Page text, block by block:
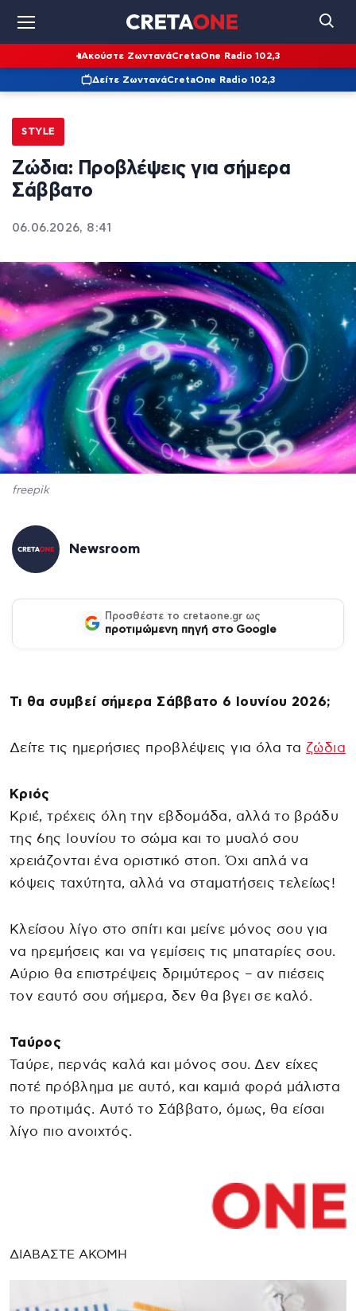
Ακούστε ΖωντανάCretaOne Radio 102,3
Δείτε ΖωντανάCretaOne Radio 102,3
STYLE
Ζώδια: Προβλέψεις για σήμερα
Σάββατο
06.06.2026, 8:41
freepik
Newsroom
Προσθέστε το cretaone.gr ως
προτιμώμενη πηγή στο Google
Τι θα συμβεί σήμερα Σάββατο 6 Ιουνίου 2026;
Δείτε τις ημερήσιες προβλέψεις για όλα τα ζώδια
Κριός
Κριέ, τρέχεις όλη την εβδομάδα, αλλά το βράδυ
της 6ης Ιουνίου το σώμα και το μυαλό σου
χρειάζονται ένα οριστικό στοπ. Όχι απλά να
κόψεις ταχύτητα, αλλά να σταματήσεις τελείως!
Κλείσου λίγο στο σπίτι και μείνε μόνος σου για
να ηρεμήσεις και να γεμίσεις τις μπαταρίες σου.
Αύριο θα επιστρέψεις δριμύτερος – αν πιέσεις
τον εαυτό σου σήμερα, δεν θα βγει σε καλό.
Ταύρος
Ταύρε, περνάς καλά και μόνος σου. Δεν είχες
ποτέ πρόβλημα με αυτό, και καμιά φορά μάλιστα
το προτιμάς. Αυτό το Σάββατο, όμως, θα είσαι
λίγο πιο ανοιχτός.
ΔΙΑΒΑΣΤΕ ΑΚΟΜΗ